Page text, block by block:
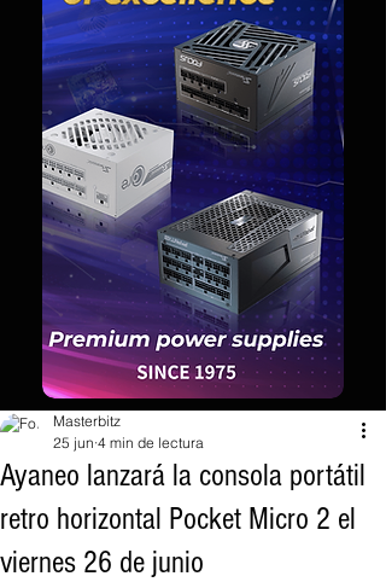
Ayaneo lanzará la consola portátil
retro horizontal Pocket Micro 2 el
viernes 26 de junio
Masterbitz
25 jun 4 min de lectura